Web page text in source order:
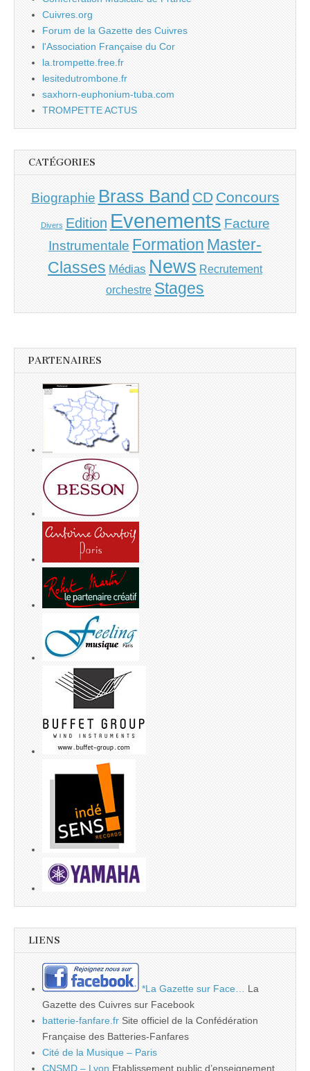
Cuivres.org
Forum de la Gazette des Cuivres
l'Association Française du Cor
la.trompette.free.fr
lesitedutrombone.fr
saxhorn-euphonium-tuba.com
TROMPETTE ACTUS
CATÉGORIES
Biographie Brass Band CD Concours
Divers Edition Evenements Facture
Instrumentale Formation Master-
Classes Médias News Recrutement
orchestre Stages
PARTENAIRES
LIENS
*La Gazette sur Face…
La
Gazette des Cuivres sur Facebook
batterie-fanfare.fr Site officiel de la Confédération
Française des Batteries-Fanfares
Cité de la Musique – Paris
CNSMD – Lyon Etablissement public d’enseignement